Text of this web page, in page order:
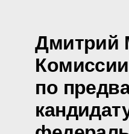
Дмитрий
по